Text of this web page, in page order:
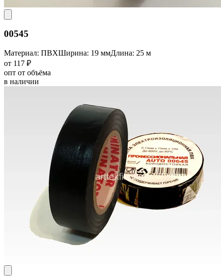
00545
Материал: ПВХШирина: 19 ммДлина: 25 м
от 117 ₽
опт от объёма
в наличии